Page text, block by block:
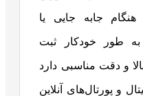
جابه جایی یا
به طور خودکار ثبت
و دقت مناسبی دارد
و پورتال‌های آنلاین